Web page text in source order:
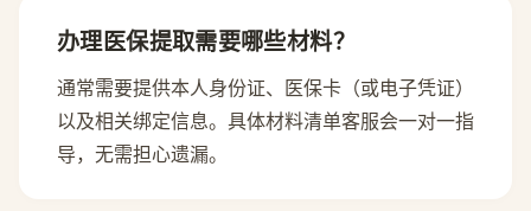
办理医保提取需要哪些材料？
通常需要提供本人身份证、医保卡（或电子凭证）
以及相关绑定信息。具体材料清单客服会一对一指
导，无需担心遗漏。